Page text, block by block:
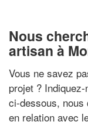
Nous
artisan à
Vous ne savez
projet ?
ci-dessous, nous
en relation avec